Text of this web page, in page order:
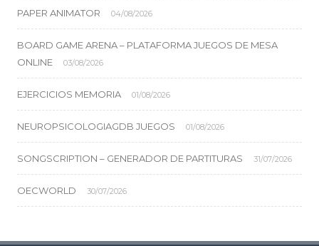
PAPER ANIMATOR 04/08/2026
BOARD GAME ARENA – PLATAFORMA JUEGOS DE MESA
ONLINE
03/08/2026
EJERCICIOS MEMORIA 01/08/2026
NEUROPSICOLOGIAGDB JUEGOS 01/08/2026
SONGSCRIPTION – GENERADOR DE PARTITURAS 31/07/2026
OECWORLD 30/07/2026